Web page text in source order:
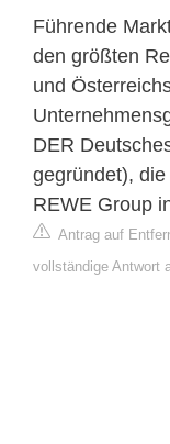
Führende
den größten
und
DER
gegründet),
REWE Group
Antrag auf
vollständige Antwort